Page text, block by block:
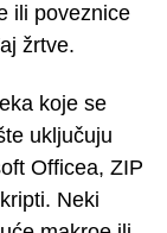
ili poveznice
žrtve.
koje se
uključuju
Officea, ZIP
Neki